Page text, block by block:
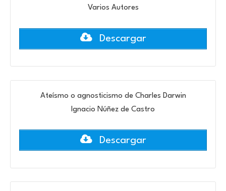
Varios Autores
Descargar
Ateísmo o agnosticismo de Charles Darwin
Ignacio Núñez de Castro
Descargar